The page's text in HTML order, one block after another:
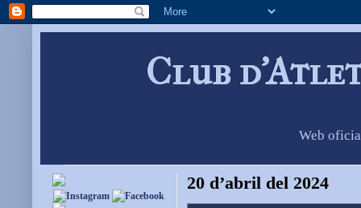
Club
Web
20 d’abril del 2024